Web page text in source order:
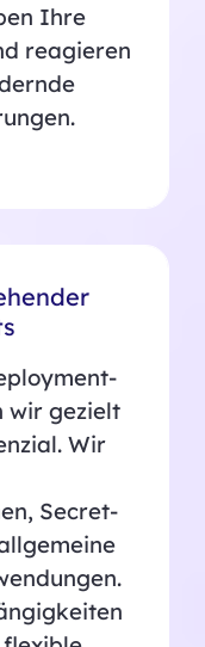
Ihre
reagieren
wir gezielt
Wir
Secret-